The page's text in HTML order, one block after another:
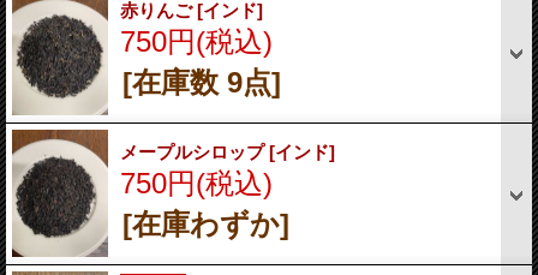
赤りんご[インド]
750円(税込)
[在庫数 9点]
メープルシロップ[インド]
750円(税込)
[在庫わずか]